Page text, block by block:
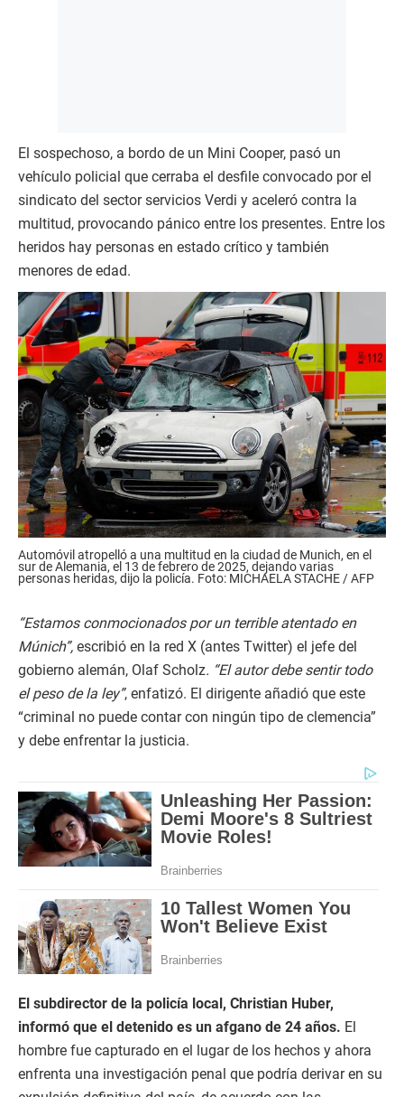
El sospechoso, a bordo de un Mini Cooper, pasó un
vehículo policial que cerraba el desfile convocado por el
sindicato del sector servicios Verdi y aceleró contra la
multitud, provocando pánico entre los presentes. Entre los
heridos hay personas en estado crítico y también
menores de edad.
Automóvil atropelló a una multitud en la ciudad de Munich, en el
sur de Alemania, el 13 de febrero de 2025, dejando varias
personas heridas, dijo la policía. Foto: MICHAELA STACHE / AFP
“Estamos conmocionados por un terrible atentado en
Múnich”, escribió en la red X (antes Twitter) el jefe del
gobierno alemán, Olaf Scholz. “El autor debe sentir todo
el peso de la ley”, enfatizó. El dirigente añadió que este
“criminal no puede contar con ningún tipo de clemencia”
y debe enfrentar la justicia.
El subdirector de la policía local, Christian Huber,
informó que el detenido es un afgano de 24 años. El
hombre fue capturado en el lugar de los hechos y ahora
enfrenta una investigación penal que podría derivar en su